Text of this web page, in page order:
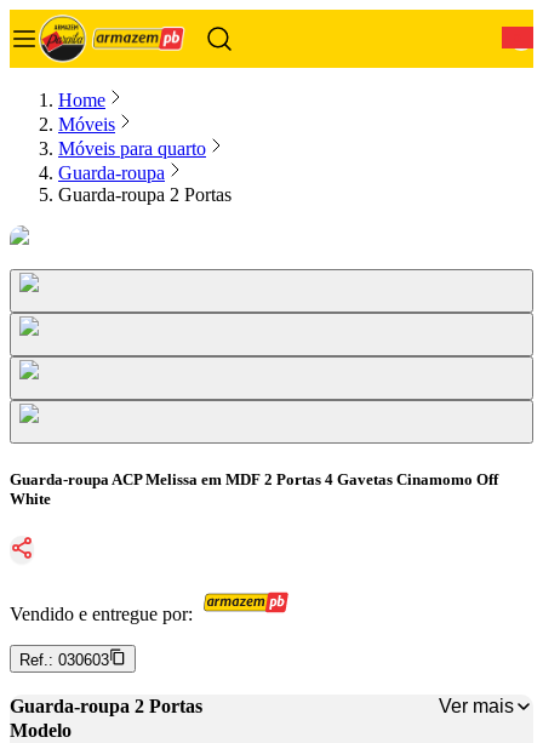
Home
Móveis
Móveis para quarto
Guarda-roupa
Guarda-roupa 2 Portas
Guarda-roupa ACP Melissa em MDF 2 Portas 4 Gavetas Cinamomo Off
White
Vendido e entregue por:
Ref.: 030603
Guarda-roupa 2 Portas
Ver mais
Modelo